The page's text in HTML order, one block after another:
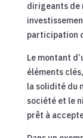
dirigeants de
participation
Le montant
éléments
la solidité du
société et le
prêt à